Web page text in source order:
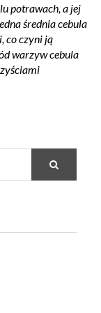
potrawach, a jej
średnia cebula
co czyni ją
warzyw cebula